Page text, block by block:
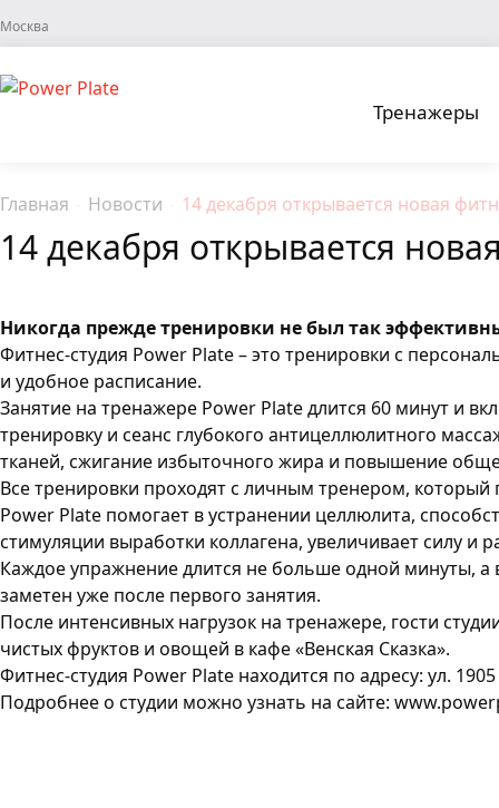
Москва
Тренажеры
Главная Новости 14 декабря открывается новая
14 декабря открывается
Никогда прежде тренировки не был так
Фитнес-студия Power Plate – это тренировки с
и удобное расписание.
Занятие на тренажере Power Plate длится 60 минут и
тренировку и сеанс глубокого антицеллюлитного
тканей, сжигание избыточного жира и повышение
Все тренировки проходят с личным тренером,
Power Plate помогает в устранении целлюлита,
стимуляции выработки коллагена, увеличивает силу и
Каждое упражнение длится не больше одной минуты, а
заметен уже после первого занятия.
После интенсивных нагрузок на тренажере, гости
чистых фруктов и овощей в кафе «Венская Сказка».
Фитнес-студия Power Plate находится по адресу: ул.
Подробнее о студии можно узнать на сайте: